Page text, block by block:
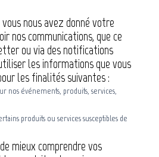
nous avez donné votre
nos communications, que ce
ou via des notifications
les informations que vous
les finalités suivantes :
nos événements, produits, services,
produits ou services susceptibles de
mieux comprendre vos